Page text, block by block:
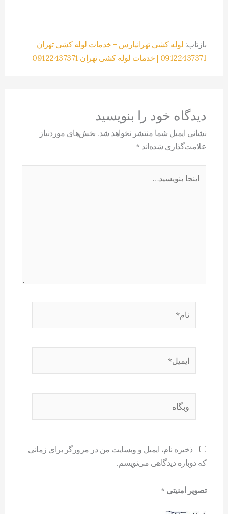
بازتاب: لوله کشی تهرانپارس - خدمات لوله کشی تهران
09122437371 | خدمات لوله کشی تهران 09122437371
دیدگاه‌ خود را بنویسید
نشانی ایمیل شما منتشر نخواهد شد. بخش‌های موردنیاز
علامت‌گذاری شده‌اند*
بنویسید…
ذخیره نام، ایمیل و وبسایت من در مرورگر برای زمانی
که دوباره دیدگاهی می‌نویسم.
تصویر امنیتی*